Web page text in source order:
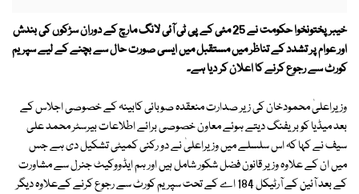
خیبر پختونخوا حکومت نے 25 مئی کے پی ٹی آئی لانگ مارچ کے دوران سڑکوں کی بندش
اور عوام پر تشدد کے تناظر میں مستقبل میں ایسی صورت حال سے بچنے کے لیے سپریم
کورٹ سے رجوع کرنے کا اعلان کر دیا ہے۔
وزیراعلیٰ محمودخان کی زیر صدارت منعقدہ صوبائی کابینہ کے خصوصی اجلاس کے
بعد میڈیا کو بریفنگ دیتے ہوئے معاون خصوصی برائے اطلاعات بیرسٹر محمد علی
سیف نے کہا کہ اس سلسلے میں وزیراعلیٰ نے دو رکنی کمیٹی تشکیل دی ہے جس
میں ان کے علاوہ وزیر قانون فضل شکور شامل ہیں اور ہم ایڈووکیٹ جنرل سے مشاورت
کے بعد آئین کے آرٹیکل 184 اے کے تحت سپریم کورٹ سے رجوع کرنے کےعلاوہ دیگر